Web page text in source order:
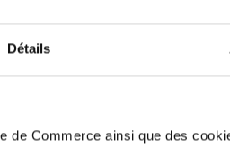
Détails
de Commerce ainsi que des
forment de futurs
Lire plus